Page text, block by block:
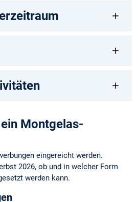
Montgelas-
eingereicht werden.
2026, ob und in welcher Form
werden kann.